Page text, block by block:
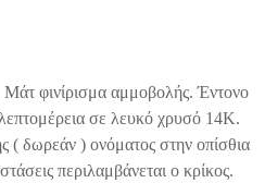
Μάτ φινίρισμα αμμοβολής. Έντονο
σε λευκό χρυσό 14Κ.
( δωρεάν ) ονόματος στην οπίσθια
περιλαμβάνεται ο κρίκος.